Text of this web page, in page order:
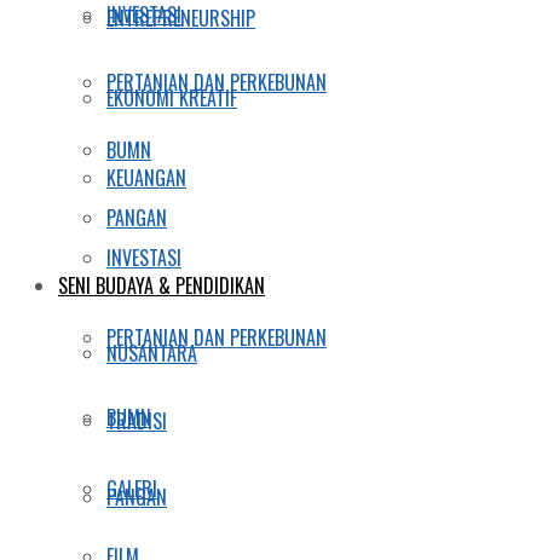
INVESTASI
PERTANIAN DAN PERKEBUNAN
BUMN
PANGAN
SENI BUDAYA & PENDIDIKAN
NUSANTARA
TRADISI
GALERI
ENTREPRENEURSHIP
EKONOMI KREATIF
KEUANGAN
INVESTASI
PERTANIAN DAN PERKEBUNAN
BUMN
PANGAN